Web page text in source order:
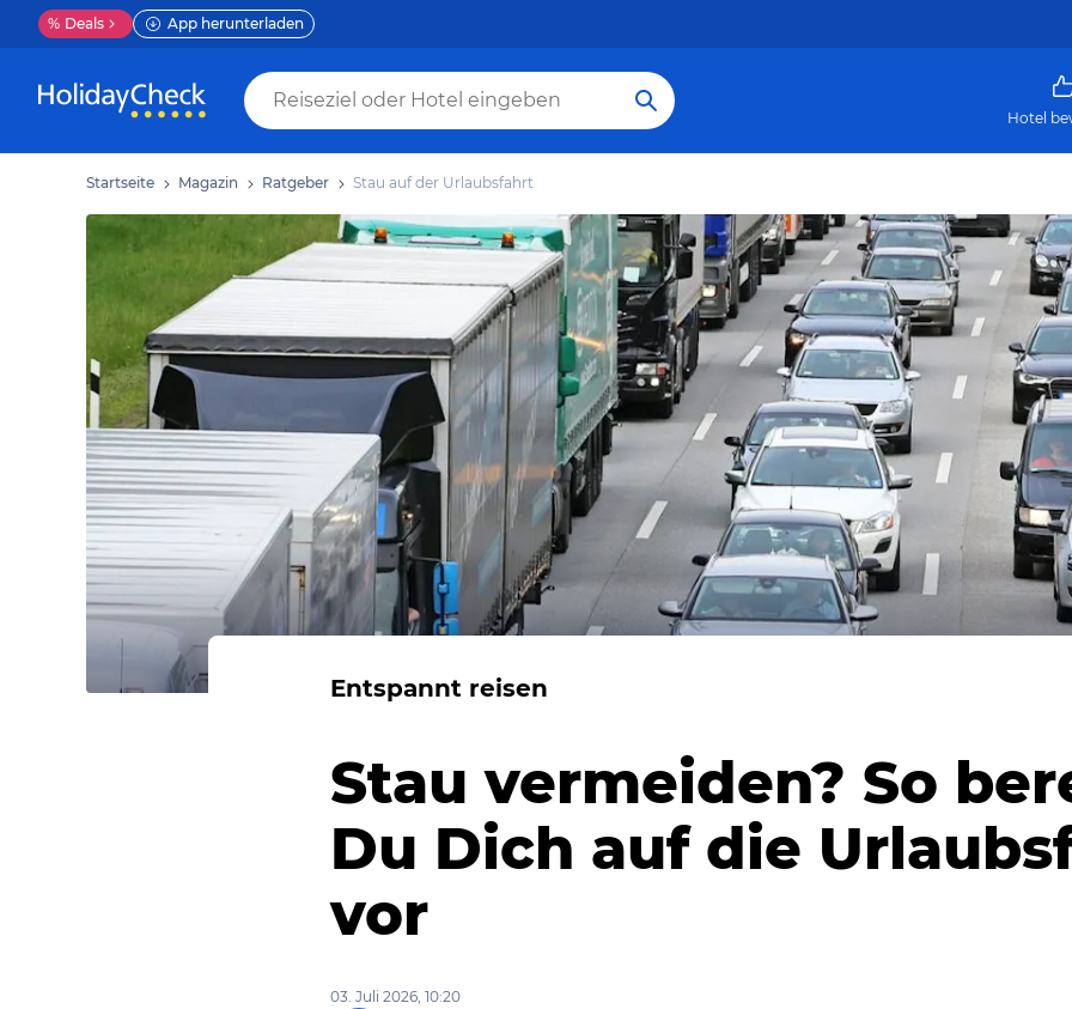
% Deals App herunterladen
Hotel
Startseite Magazin Ratgeber Stau auf der Urlaubsfahrt
Entspannt reisen
Stau vermeiden? So
Du Dich auf die
vor
03. Juli 2026, 10:20